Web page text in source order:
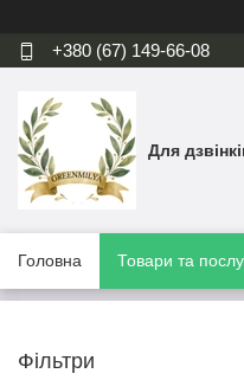
+380 (67) 149-66-08
Для
Головна Товари та
Фільтри